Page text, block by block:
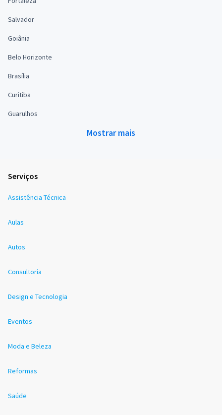
Salvador
Goiânia
Belo Horizonte
Brasília
Curitiba
Guarulhos
Mostrar mais
Serviços
Assistência Técnica
Aulas
Autos
Consultoria
Design e Tecnologia
Eventos
Moda e Beleza
Reformas
Saúde